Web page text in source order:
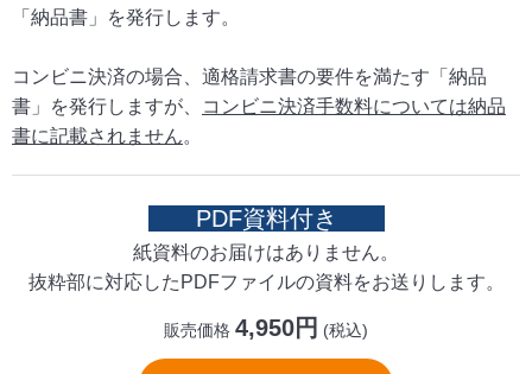
「納品書」を発行します。
コンビニ決済の場合、適格請求書の要件を満たす「納品
書」を発行しますが、
コンビニ決済手数料については納品
書に記載されません。
PDF資料付き
紙資料のお届けはありません。
抜粋部に対応したPDFファイルの資料をお送りします。
販売価格 4,950円 (税込)